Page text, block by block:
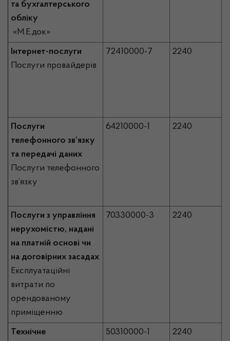
та бухгалтерського
обліку
«М.Е.док»
Інтернет-послуги
Послуги провайдерів
72410000-7 2240
Послуги
телефонного зв’язку
та передачі даних
Послуги телефонного
зв’язку
64210000-1 2240
Послуги з управління
нерухомістю, надані
на платній основі чи
на договірних засадах
Експлуатаційні
витрати по
орендованому
приміщенню
70330000-3 2240
Технічне
50310000-1 2240